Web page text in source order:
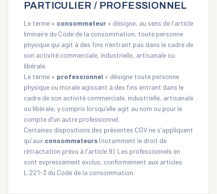
PARTICULIER / PROFESSIONNEL
Le terme « consommateur » désigne, au sens de l'article
liminaire du Code de la consommation, toute personne
physique qui agit à des fins n'entrant pas dans le cadre de
son activité commerciale, industrielle, artisanale ou
libérale.
Le terme « professionnel » désigne toute personne
physique ou morale agissant à des fins entrant dans le
cadre de son activité commerciale, industrielle, artisanale
ou libérale, y compris lorsqu'elle agit au nom ou pour le
compte d'un autre professionnel.
Certaines dispositions des présentes CGV ne s'appliquent
qu'aux consommateurs (notamment le droit de
rétractation prévu à l'article 9). Les professionnels en
sont expressément exclus, conformément aux articles
L.221-3 du Code de la consommation.